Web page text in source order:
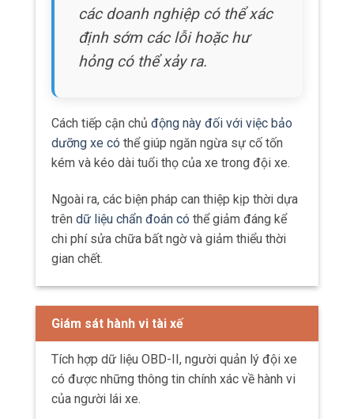
các doanh nghiệp có thể xác
định sớm các lỗi hoặc hư
hỏng có thể xảy ra.
Cách tiếp cận chủ động này đối với việc bảo
dưỡng xe có thể giúp ngăn ngừa sự cố tốn
kém và kéo dài tuổi thọ của xe trong đội xe.
Ngoài ra, các biện pháp can thiệp kịp thời dựa
trên dữ liệu chẩn đoán có thể giảm đáng kể
chi phí sửa chữa bất ngờ và giảm thiểu thời
gian chết.
Giám sát hành vi tài xế
Tích hợp dữ liệu OBD-II, người quản lý đội xe
có được những thông tin chính xác về hành vi
của người lái xe.